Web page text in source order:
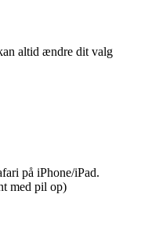
altid ændre dit valg
på iPhone/iPad.
med pil op)